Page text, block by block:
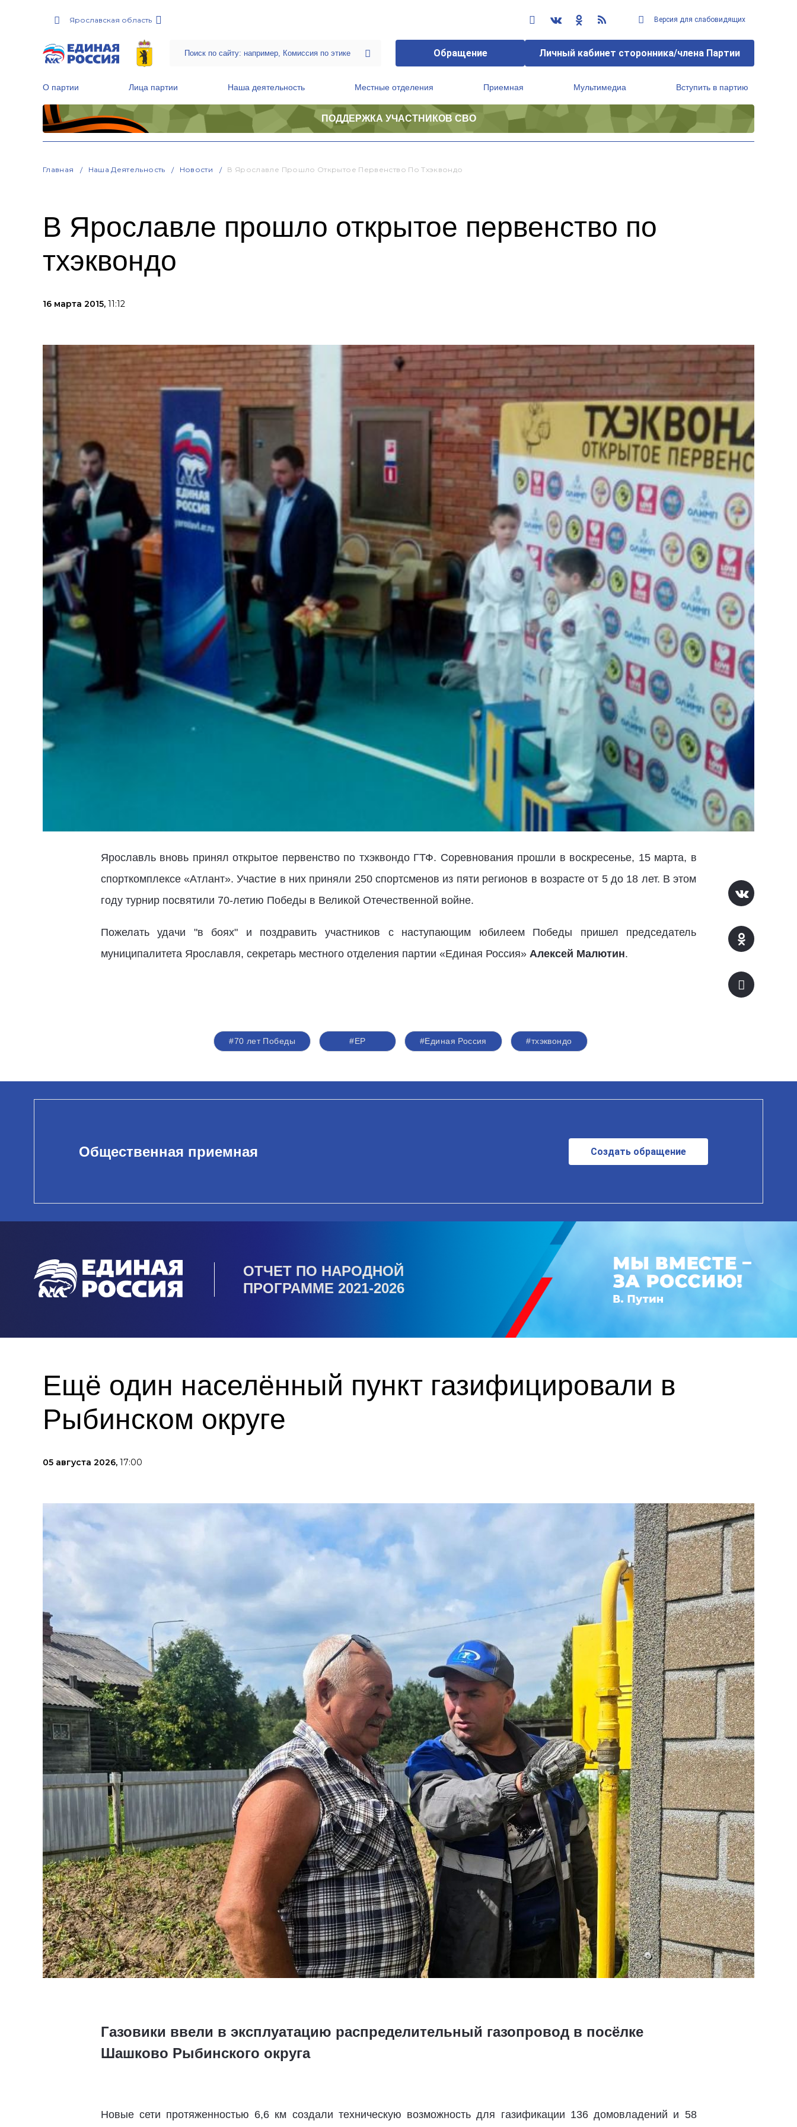
Ярославская область Версия для слабовидящих
Обращение Личный кабинет сторонника/члена Партии
О партии Лица партии Наша деятельность Местные отделения Приемная Мультимедиа Вступить в партию
ПОДДЕРЖКА УЧАСТНИКОВ СВО
Главная Наша Деятельность Новости В Ярославле Прошло Открытое Первенство По Тхэквондо
В Ярославле прошло открытое первенство по
тхэквондо
16 марта 2015, 11:12
Ярославль вновь принял открытое первенство по тхэквондо ГТФ. Соревнования прошли в воскресенье, 15 марта, в
спорткомплексе «Атлант». Участие в них приняли 250 спортсменов из пяти регионов в возрасте от 5 до 18 лет. В этом
году турнир посвятили 70-летию Победы в Великой Отечественной войне.
Пожелать удачи "в боях" и поздравить участников с наступающим юбилеем Победы пришел председатель
муниципалитета Ярославля, секретарь местного отделения партии «Единая Россия» Алексей Малютин.
#70 лет Победы #ЕР #Единая Россия #тхэквондо
Общественная приемная Создать обращение
ОТЧЕТ ПО НАРОДНОЙ
ПРОГРАММЕ 2021-2026
Ещё один населённый пункт газифицировали в
Рыбинском округе
05 августа 2026, 17:00
Газовики ввели в эксплуатацию распределительный газопровод в посёлке
Шашково Рыбинского округа
Новые сети протяженностью 6,6 км создали техническую возможность для газификации 136 домовладений и 58